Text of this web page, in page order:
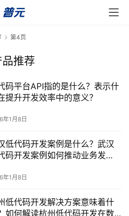
第4页
推荐
码平台API指的是什么？表示什
提升开发效率中的意义？
年1月8日
低代码开发案例是什么？武汉
码开发案例如何推动业务发
年1月8日
低代码开发解决方案意味着什
如何解读杭州低代码开发在数